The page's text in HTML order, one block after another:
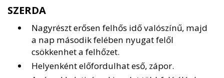
SZERDA
Nagyrészt erősen felhős idő valószínű, majd
a nap második felében nyugat felől
csökkenhet a felhőzet.
Helyenként előfordulhat eső, zápor.